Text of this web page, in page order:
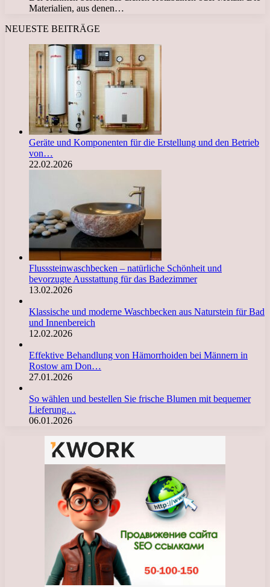
Materialien, aus denen…
NEUESTE BEITRÄGE
Geräte und Komponenten für die Erstellung und den Betrieb
von…
22.02.2026
Flusssteinwaschbecken – natürliche Schönheit und
bevorzugte Ausstattung für das Badezimmer
13.02.2026
Klassische und moderne Waschbecken aus Naturstein für Bad
und Innenbereich
12.02.2026
Effektive Behandlung von Hämorrhoiden bei Männern in
Rostow am Don…
27.01.2026
So wählen und bestellen Sie frische Blumen mit bequemer
Lieferung…
06.01.2026